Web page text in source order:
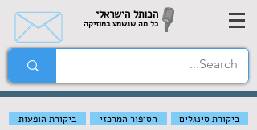
הכותל הישראלי
כל מה שנשמע במוזיקה
ביקורת הופעות הסיפור המרכזי
ביקורת סינגלים